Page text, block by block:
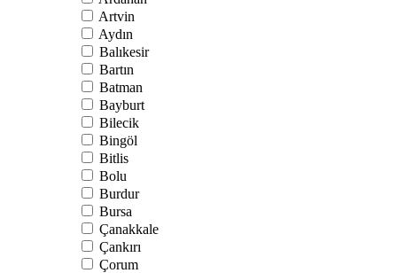
Artvin
Aydın
Balıkesir
Bartın
Batman
Bayburt
Bilecik
Bingöl
Bitlis
Bolu
Burdur
Bursa
Çanakkale
Çankırı
Çorum